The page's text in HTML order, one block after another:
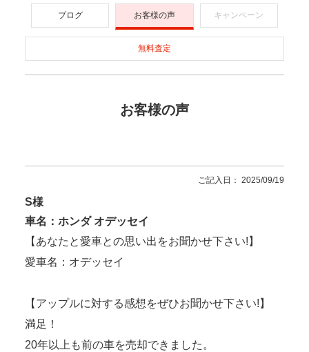
ブログ お客様の声 キャンペーン
無料査定
お客様の声
ご記入日： 2025/09/19
S様
車名：ホンダ オデッセイ
【あなたと愛車との思い出をお聞かせ下さい!】
愛車名：オデッセイ
【アップルに対する感想をぜひお聞かせ下さい!】
満足！
20年以上も前の車を売却できました。